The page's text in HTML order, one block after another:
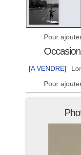
Pour
[A VENDRE]
Pour